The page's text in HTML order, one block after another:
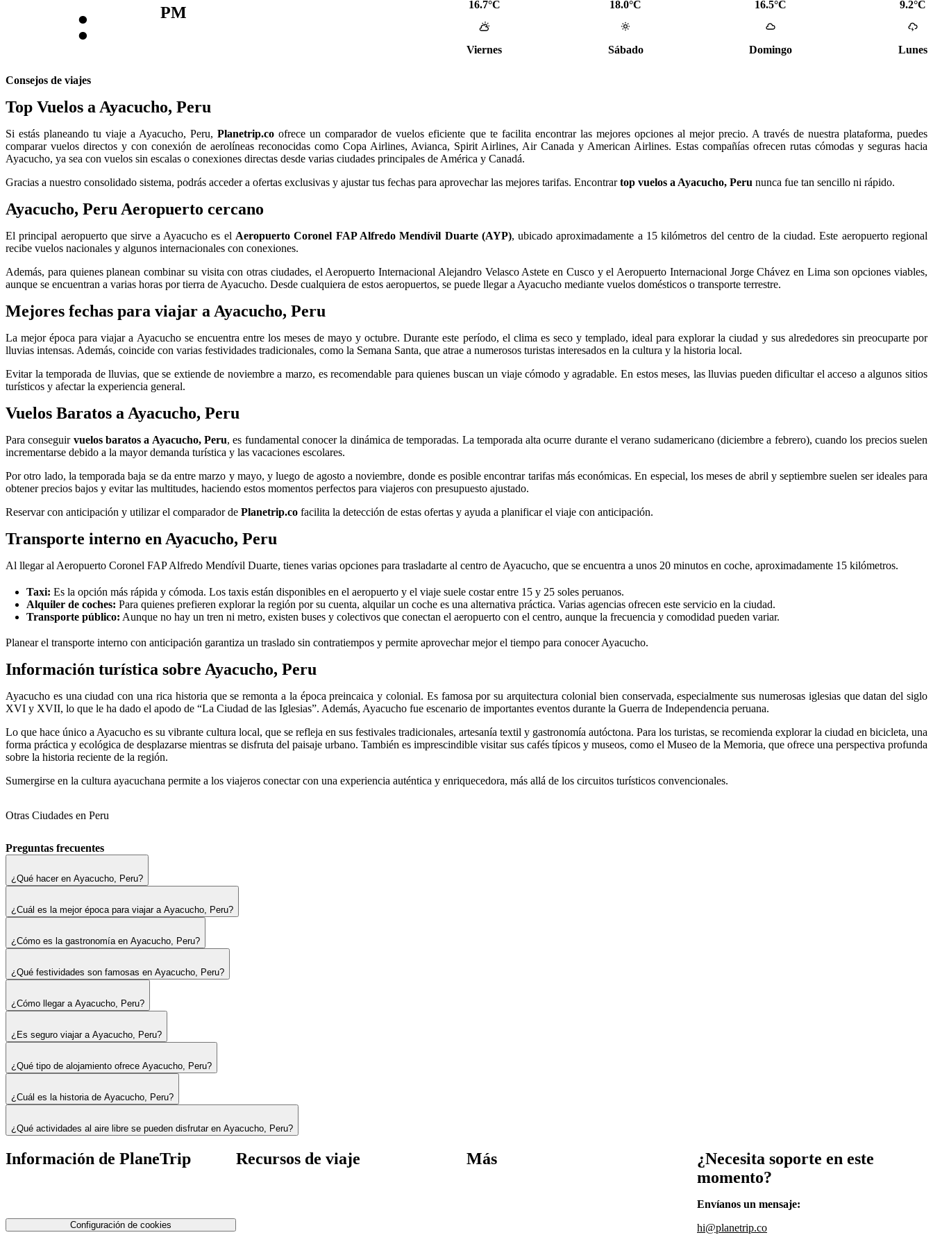
: PM 16.7°C
Viernes
18.0°C
Sábado
16.5°C
Domingo
9.2°C
Lunes
Consejos de viajes
Top Vuelos a Ayacucho, Peru
Si estás planeando tu viaje a Ayacucho, Peru,Planetrip.co ofrece un comparador de vuelos eficiente que te facilita encontrar las mejores opciones al mejor precio. A través de nuestra plataforma, puedes
comparar vuelos directos y con conexión de aerolíneas reconocidas como Copa Airlines, Avianca, Spirit Airlines, Air Canada y American Airlines. Estas compañías ofrecen rutas cómodas y seguras hacia
Ayacucho, ya sea con vuelos sin escalas o conexiones directas desde varias ciudades principales de América y Canadá.
Gracias a nuestro consolidado sistema, podrás acceder a ofertas exclusivas y ajustar tus fechas para aprovechar las mejores tarifas. Encontrartop vuelos a Ayacucho, Peru nunca fue tan sencillo ni rápido.
Ayacucho, Peru Aeropuerto cercano
El principal aeropuerto que sirve a Ayacucho es el Aeropuerto Coronel FAP Alfredo Mendívil Duarte (AYP), ubicado aproximadamente a 15 kilómetros del centro de la ciudad. Este aeropuerto regional
recibe vuelos nacionales y algunos internacionales con conexiones.
Además, para quienes planean combinar su visita con otras ciudades, el Aeropuerto Internacional Alejandro Velasco Astete en Cusco y el Aeropuerto Internacional Jorge Chávez en Lima son opciones viables,
aunque se encuentran a varias horas por tierra de Ayacucho. Desde cualquiera de estos aeropuertos, se puede llegar a Ayacucho mediante vuelos domésticos o transporte terrestre.
Mejores fechas para viajar a Ayacucho, Peru
La mejor época para viajar a Ayacucho se encuentra entre los meses de mayo y octubre. Durante este período, el clima es seco y templado, ideal para explorar la ciudad y sus alrededores sin preocuparte por
lluvias intensas. Además, coincide con varias festividades tradicionales, como la Semana Santa, que atrae a numerosos turistas interesados en la cultura y la historia local.
Evitar la temporada de lluvias, que se extiende de noviembre a marzo, es recomendable para quienes buscan un viaje cómodo y agradable. En estos meses, las lluvias pueden dificultar el acceso a algunos sitios
turísticos y afectar la experiencia general.
Vuelos Baratos a Ayacucho, Peru
Para conseguir vuelos baratos a Ayacucho, Peru, es fundamental conocer la dinámica de temporadas. La temporada alta ocurre durante el verano sudamericano (diciembre a febrero), cuando los precios suelen
incrementarse debido a la mayor demanda turística y las vacaciones escolares.
Por otro lado, la temporada baja se da entre marzo y mayo, y luego de agosto a noviembre, donde es posible encontrar tarifas más económicas. En especial, los meses de abril y septiembre suelen ser ideales para
obtener precios bajos y evitar las multitudes, haciendo estos momentos perfectos para viajeros con presupuesto ajustado.
Reservar con anticipación y utilizar el comparador de Planetrip.co facilita la detección de estas ofertas y ayuda a planificar el viaje con anticipación.
Transporte interno en Ayacucho, Peru
Al llegar al Aeropuerto Coronel FAP Alfredo Mendívil Duarte, tienes varias opciones para trasladarte al centro de Ayacucho, que se encuentra a unos 20 minutos en coche, aproximadamente 15 kilómetros.
Taxi: Es la opción más rápida y cómoda. Los taxis están disponibles en el aeropuerto y el viaje suele costar entre 15 y 25 soles peruanos.
Alquiler de coches: Para quienes prefieren explorar la región por su cuenta, alquilar un coche es una alternativa práctica. Varias agencias ofrecen este servicio en la ciudad.
Transporte público: Aunque no hay un tren ni metro, existen buses y colectivos que conectan el aeropuerto con el centro, aunque la frecuencia y comodidad pueden variar.
Planear el transporte interno con anticipación garantiza un traslado sin contratiempos y permite aprovechar mejor el tiempo para conocer Ayacucho.
Información turística sobre Ayacucho, Peru
Ayacucho es una ciudad con una rica historia que se remonta a la época preincaica y colonial. Es famosa por su arquitectura colonial bien conservada, especialmente sus numerosas iglesias que datan del siglo
XVI y XVII, lo que le ha dado el apodo de “La Ciudad de las Iglesias”. Además, Ayacucho fue escenario de importantes eventos durante la Guerra de Independencia peruana.
Lo que hace único a Ayacucho es su vibrante cultura local, que se refleja en sus festivales tradicionales, artesanía textil y gastronomía autóctona. Para los turistas, se recomienda explorar la ciudad en bicicleta, una
forma práctica y ecológica de desplazarse mientras se disfruta del paisaje urbano. También es imprescindible visitar sus cafés típicos y museos, como el Museo de la Memoria, que ofrece una perspectiva profunda
sobre la historia reciente de la región.
Sumergirse en la cultura ayacuchana permite a los viajeros conectar con una experiencia auténtica y enriquecedora, más allá de los circuitos turísticos convencionales.
Otras Ciudades en Peru
Preguntas frecuentes
¿Qué hacer en Ayacucho, Peru?
¿Cuál es la mejor época para viajar a Ayacucho, Peru?
¿Cómo es la gastronomía en Ayacucho, Peru?
¿Qué festividades son famosas en Ayacucho, Peru?
¿Cómo llegar a Ayacucho, Peru?
¿Es seguro viajar a Ayacucho, Peru?
¿Qué tipo de alojamiento ofrece Ayacucho, Peru?
¿Cuál es la historia de Ayacucho, Peru?
¿Qué actividades al aire libre se pueden disfrutar en Ayacucho, Peru?
Información de PlaneTrip
Configuración de cookies
Recursos de viaje Más
¿Necesita soporte en este
momento?
Envíanos un mensaje:
hi@planetrip.co